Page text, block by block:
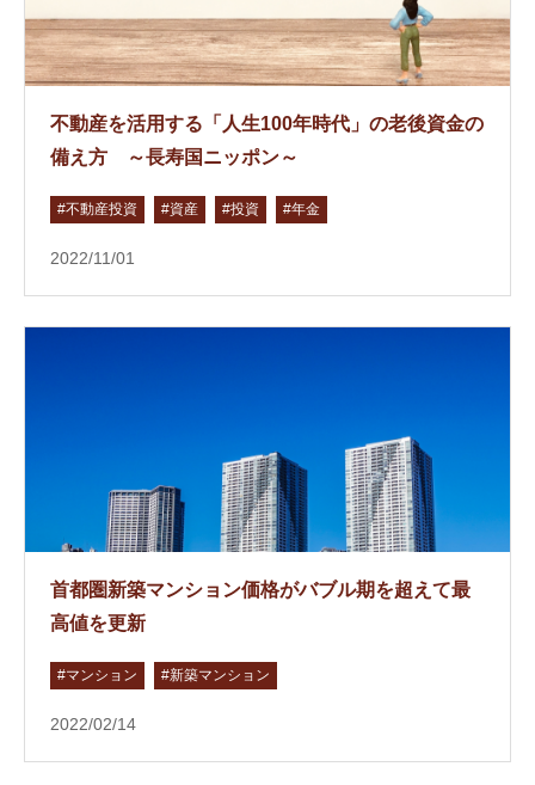
不動産を活用する「人生100年時代」の老後資金の
備え方 ～長寿国ニッポン～
#不動産投資 #資産 #投資 #年金
2022/11/01
首都圏新築マンション価格がバブル期を超えて最
高値を更新
#マンション #新築マンション
2022/02/14